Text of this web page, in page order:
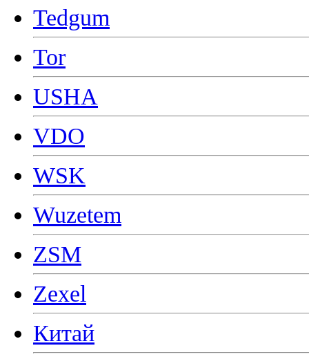
Tedgum
Tor
USHA
VDO
WSK
Wuzetem
ZSM
Zexel
Китай